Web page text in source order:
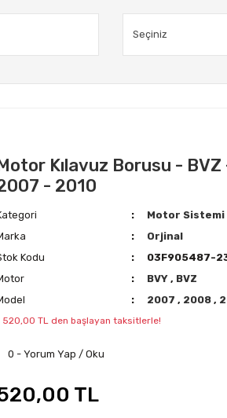
Kılavuz Borusu -
- 2010
Motor Sistemi
Orjinal
Kodu
03F905487-
BVY, BVZ
2007, 2008,
520,00 TL den başlayan taksitlerle!
0 - Yorum Yap / Oku
TL